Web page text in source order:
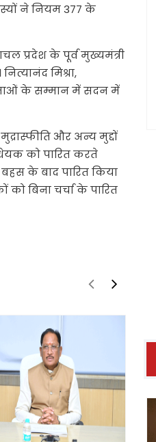
ने नियम 377 के
प्रदेश के पूर्व मुख्यमंत्री
मिश्रा,
के सम्मान में सदन में
और अन्य मुद्दों
को पारित करते
के बाद पारित किया
बिना चर्चा के पारित